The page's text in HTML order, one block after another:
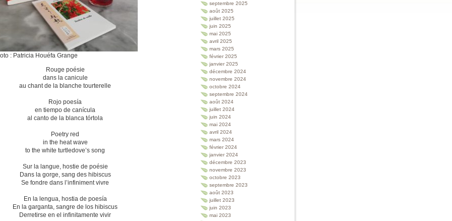
: Patricia Houéfa Grange
Rouge poésie
dans la canicule
au chant de la blanche tourterelle
Rojo poesía
en tiempo de canícula
al canto de la blanca tórtola
Poetry red
in the heat wave
to the white turtledove’s song
Sur la langue, hostie de poésie
Dans la gorge, sang des hibiscus
Se fondre dans l’infiniment vivre
En la lengua, hostia de poesía
En la garganta, sangre de los hibiscus
Derretirse en el infinitamente vivir
septembre 2025
août 2025
juillet 2025
juin 2025
mai 2025
avril 2025
mars 2025
février 2025
janvier 2025
décembre 2024
novembre 2024
octobre 2024
septembre 2024
août 2024
juillet 2024
juin 2024
mai 2024
avril 2024
mars 2024
février 2024
janvier 2024
décembre 2023
novembre 2023
octobre 2023
septembre 2023
août 2023
juillet 2023
juin 2023
mai 2023